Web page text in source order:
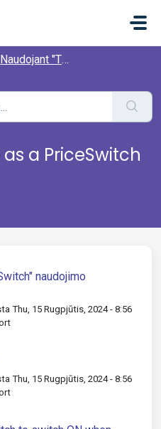
Naudojant "Themo
a PriceSwitch
naudojimo
Thu, 15 Rugpjūtis, 2024 - 8:56
Thu, 15 Rugpjūtis, 2024 - 8:56